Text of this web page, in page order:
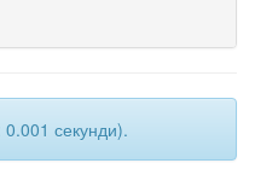
0.001 секунди).